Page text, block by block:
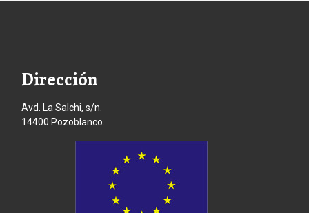
Dirección
Avd. La Salchi, s/n.
14400 Pozoblanco.